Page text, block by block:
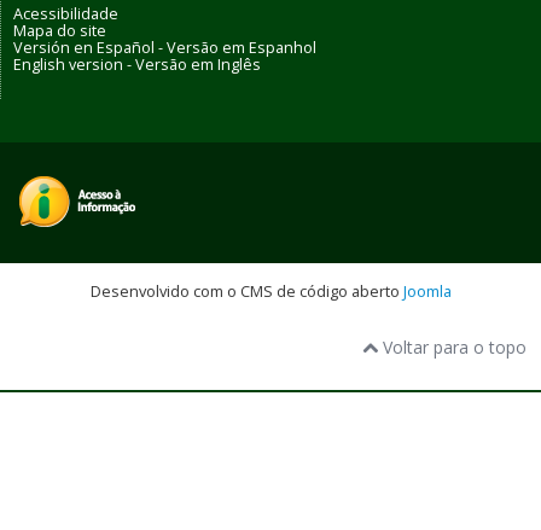
Acessibilidade
Mapa do site
Versión en Español - Versão em Espanhol
English version - Versão em Inglês
Desenvolvido com o CMS de código aberto Joomla
Voltar para o topo